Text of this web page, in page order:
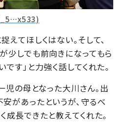
えてほしくはない。そして、
少しでも前向きになってもら
す」と力強く話してくれた。
の母となった大川さん。出
があったというが、守るべ
成長できたと教えてくれた。